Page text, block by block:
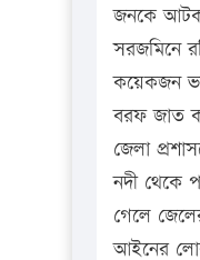
জনকে আটক
সরজমিনে
কয়েকজন
বরফ জাত
জেলা
নদী থেকে
গেলে
আইনের